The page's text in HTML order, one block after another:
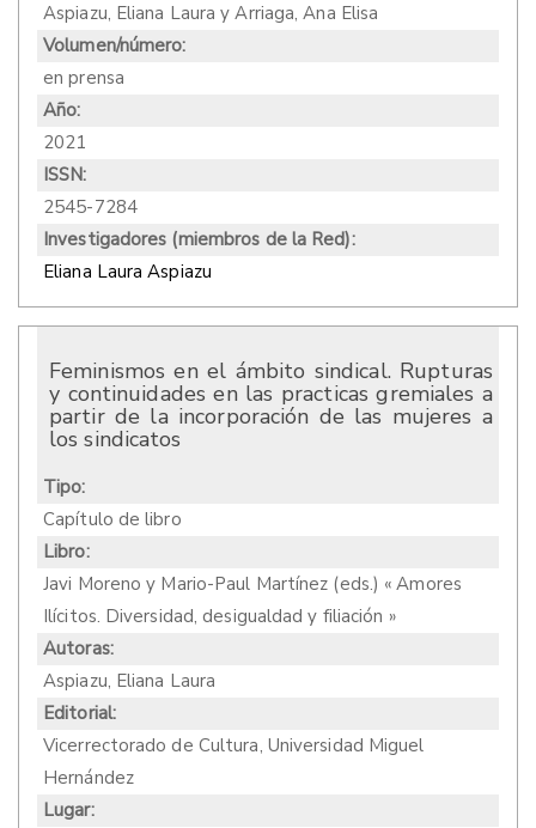
Aspiazu, Eliana Laura y Arriaga, Ana Elisa
Volumen/número:
en prensa
Año:
2021
ISSN:
2545-7284
Investigadores (miembros de la Red):
Eliana Laura Aspiazu
Feminismos en el ámbito sindical. Rupturas
y continuidades en las practicas gremiales a
partir de la incorporación de las mujeres a
los sindicatos
Tipo:
Capítulo de libro
Libro:
Javi Moreno y Mario-Paul Martínez (eds.) « Amores
Ilícitos. Diversidad, desigualdad y filiación »
Autoras:
Aspiazu, Eliana Laura
Editorial:
Vicerrectorado de Cultura, Universidad Miguel
Hernández
Lugar: